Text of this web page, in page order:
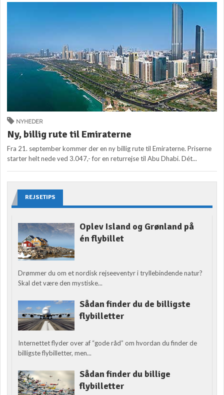
NYHEDER
Ny, billig rute til Emiraterne
Fra 21. september kommer der en ny billig rute til Emiraterne. Priserne
starter helt nede ved 3.047,- for en returrejse til Abu Dhabi. Dét...
REJSETIPS
Oplev Island og Grønland på
én flybillet
Drømmer du om et nordisk rejseeventyr i tryllebindende natur?
Skal det være den mystiske...
Sådan finder du de billigste
flybilletter
Internettet flyder over af “gode råd” om hvordan du finder de
billigste flybilletter, men...
Sådan finder du billige
flybilletter